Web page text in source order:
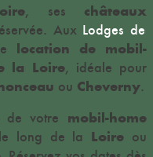
, ses châteaux
Aux Lodges de
location de mobil-
la Loire, idéale pour
ou Cheverny.
de votre mobil-home
le long de la Loire ou